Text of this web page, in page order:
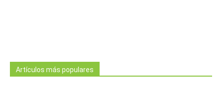
Artículos más populares